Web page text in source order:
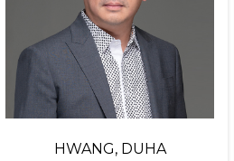
HWANG, DUHA